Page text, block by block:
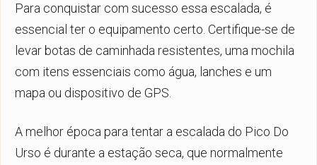
Para conquistar com sucesso essa escalada, é
essencial ter o equipamento certo. Certifique-se de
levar botas de caminhada resistentes, uma mochila
com itens essenciais como água, lanches e um
mapa ou dispositivo de GPS.
A melhor época para tentar a escalada do Pico Do
Urso é durante a estação seca, que normalmente